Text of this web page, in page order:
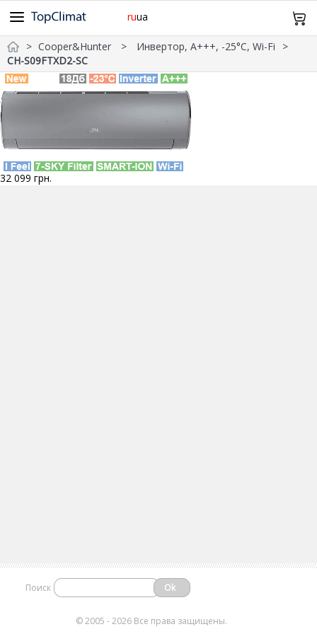
ruua
Cooper&Hunter Midea Gree Samsung Idea
Olmo Samurai Mitsubishi Heavy TCL TKS
Daiko SkyLux
Без инвертора Инверторные
20м²
098 943 64 12
Главная
Оплата и Доставка
Про нас Контакты
Cooper&Hunter
Инвертор, А+++, -25°С, Wi-Fi
CH-S09FTXD2-SC
32 099 грн.
Поиск
©2005 - 2026 Все права защищены.